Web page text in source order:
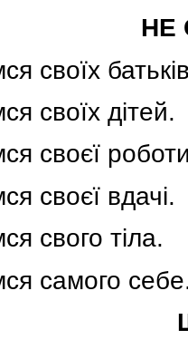
НЕ
своїх
своїх дітей.
своєї
своєї вдачі.
свого тіла.
самого